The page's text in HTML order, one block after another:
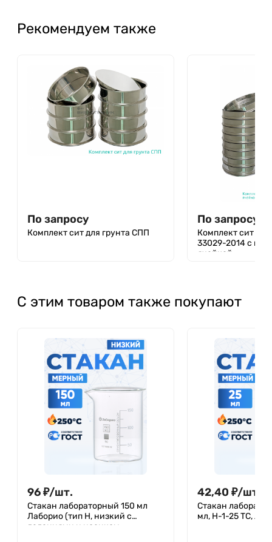
Рекомендуем также
По запросу
Комплект сит для грунта СПП
По запросу
Комплект сит
33029-2014 с
ячейкой
С этим товаром также покупают
96₽/шт.
Стакан лабораторный 150 мл
Лаборио (тип Н, низкий с
делениями и носиком,
42,40 ₽/шт.
Стакан
мл, Н-1-25 ТС,